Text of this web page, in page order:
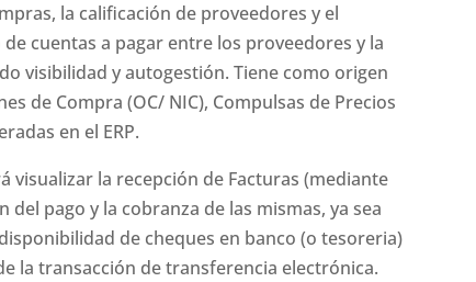
la calificación de proveedores y el
cuentas a pagar entre los proveedores y la
visibilidad y autogestión. Tiene como origen
de Compra (OC/ NIC), Compulsas de Precios
en el ERP.
visualizar la recepción de Facturas (mediante
del pago y la cobranza de las mismas, ya sea
de cheques en banco (o tesoreria)
la transacción de transferencia electrónica.